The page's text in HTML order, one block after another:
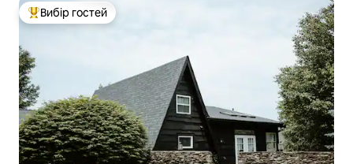
Топ вибір гостей
Вибір гостей